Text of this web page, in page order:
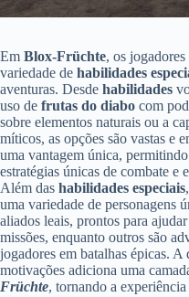
Em Blox-Früchte, os
variedade de habilidades
aventuras. Desde habilidades
uso de frutas do diabo com
sobre elementos naturais ou a
míticos, as opções são vastas e
uma vantagem única,
estratégias únicas de combate e
Além das habilidades especiais
uma variedade de personagens
aliados leais, prontos para
missões, enquanto outros são
jogadores em batalhas épicas.
motivações adiciona uma
Früchte, tornando a